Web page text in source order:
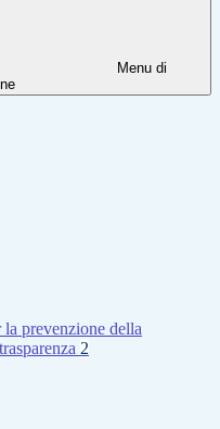
Menu di
prevenzione della
2